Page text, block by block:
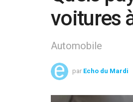
voitures
Automobile
par Echo du Mardi